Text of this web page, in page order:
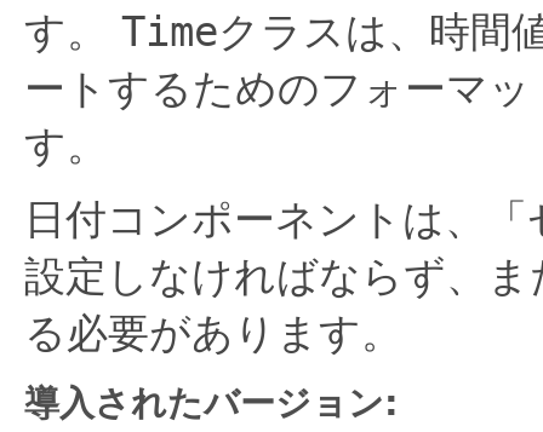
す。
Timeクラスは、時間
ートするためのフォーマ
す。
日付コンポーネントは、
設定しなければならず、
る必要があります。
導入されたバージョン: